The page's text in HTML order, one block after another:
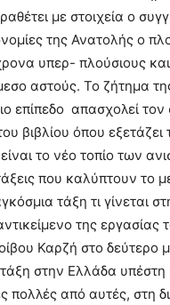
με στοιχεία ο
της Ανατολής ο
υπερ- πλούσιους
αστούς. Το ζήτημα
επίπεδο απασχολεί
βιβλίου όπου εξετάζει
το νέο τοπίο των
που καλύπτουν το
τάξη τι γίνεται
της εργασίας
Καρζή στο δεύτερο
στην Ελλάδα υπέστη
πολλές από αυτές, στη